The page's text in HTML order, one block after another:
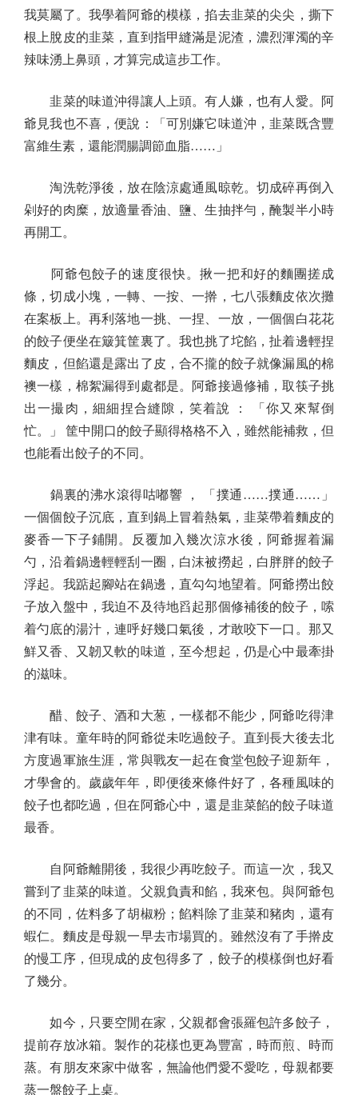
我莫屬了。我學着阿爺的模樣，掐去韭菜的尖尖，撕下
根上脫皮的韭菜，直到指甲縫滿是泥渣，濃烈渾濁的辛
辣味湧上鼻頭，才算完成這步工作。
韭菜的味道沖得讓人上頭。有人嫌，也有人愛。阿
爺見我也不喜，便說：「可別嫌它味道沖，韭菜既含豐
富維生素，還能潤腸調節血脂……」
淘洗乾淨後，放在陰涼處通風晾乾。切成碎再倒入
剁好的肉糜，放適量香油、鹽、生抽拌勻，醃製半小時
再開工。
阿爺包餃子的速度很快。揪一把和好的麵團搓成
條，切成小塊，一轉、一按、一擀，七八張麵皮依次攤
在案板上。再利落地一挑、一捏、一放，一個個白花花
的餃子便坐在簸箕筐裏了。我也挑了坨餡，扯着邊輕捏
麵皮，但餡還是露出了皮，合不攏的餃子就像漏風的棉
襖一樣，棉絮漏得到處都是。阿爺接過修補，取筷子挑
出一撮肉，細細捏合縫隙，笑着說 ： 「你又來幫倒
忙。」 筐中開口的餃子顯得格格不入，雖然能補救，但
也能看出餃子的不同。
鍋裏的沸水滾得咕嘟響 ， 「撲通……撲通……」
一個個餃子沉底，直到鍋上冒着熱氣，韭菜帶着麵皮的
麥香一下子鋪開。反覆加入幾次涼水後，阿爺握着漏
勺，沿着鍋邊輕輕刮一圈，白沫被撈起，白胖胖的餃子
浮起。我踮起腳站在鍋邊，直勾勾地望着。阿爺撈出餃
子放入盤中，我迫不及待地舀起那個修補後的餃子，嗦
着勺底的湯汁，連呼好幾口氣後，才敢咬下一口。那又
鮮又香、又韌又軟的味道，至今想起，仍是心中最牽掛
的滋味。
醋、餃子、酒和大葱，一樣都不能少，阿爺吃得津
津有味。童年時的阿爺從未吃過餃子。直到長大後去北
方度過軍旅生涯，常與戰友一起在食堂包餃子迎新年，
才學會的。歲歲年年，即便後來條件好了，各種風味的
餃子也都吃過，但在阿爺心中，還是韭菜餡的餃子味道
最香。
自阿爺離開後，我很少再吃餃子。而這一次，我又
嘗到了韭菜的味道。父親負責和餡，我來包。與阿爺包
的不同，佐料多了胡椒粉；餡料除了韭菜和豬肉，還有
蝦仁。麵皮是母親一早去市場買的。雖然沒有了手擀皮
的慢工序，但現成的皮包得多了，餃子的模樣倒也好看
了幾分。
如今，只要空閒在家，父親都會張羅包許多餃子，
提前存放冰箱。製作的花樣也更為豐富，時而煎、時而
蒸。有朋友來家中做客，無論他們愛不愛吃，母親都要
蒸一盤餃子上桌。